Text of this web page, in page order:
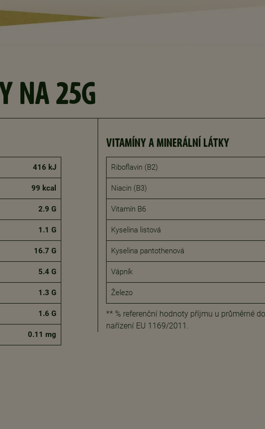
NA 25G
416 kJ
99 kcal
2.9 G
1.1 G
16.7 G
5.4 G
1.3 G
1.6 G
0.11 mg
VITAMÍNY A MINERÁLNÍ LÁTKY
Riboflavin (B2)
Niacin (B3)
Vitamín B6
Kyselina listová
Kyselina pantothenová
Vápník
Železo
** % referenční hodnoty příjmu u průměrné
nařízení EU 1169/2011.